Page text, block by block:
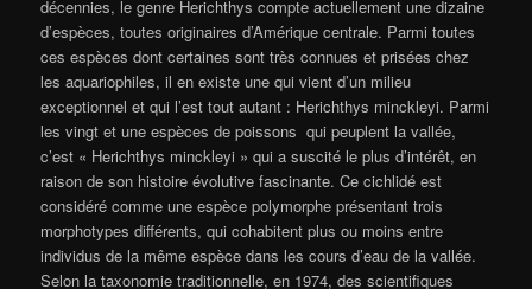
décennies, le genre Herichthys compte actuellement une dizaine
d’espèces, toutes originaires d’Amérique centrale. Parmi toutes
ces espèces dont certaines sont très connues et prisées chez
les aquariophiles, il en existe une qui vient d’un milieu
exceptionnel et qui l’est tout autant : Herichthys minckleyi. Parmi
les vingt et une espèces de poissons qui peuplent la vallée,
c’est « Herichthys minckleyi » qui a suscité le plus d’intérêt, en
raison de son histoire évolutive fascinante. Ce cichlidé est
considéré comme une espèce polymorphe présentant trois
morphotypes différents, qui cohabitent plus ou moins entre
individus de la même espèce dans les cours d’eau de la vallée.
Selon la taxonomie traditionnelle, en 1974, des scientifiques